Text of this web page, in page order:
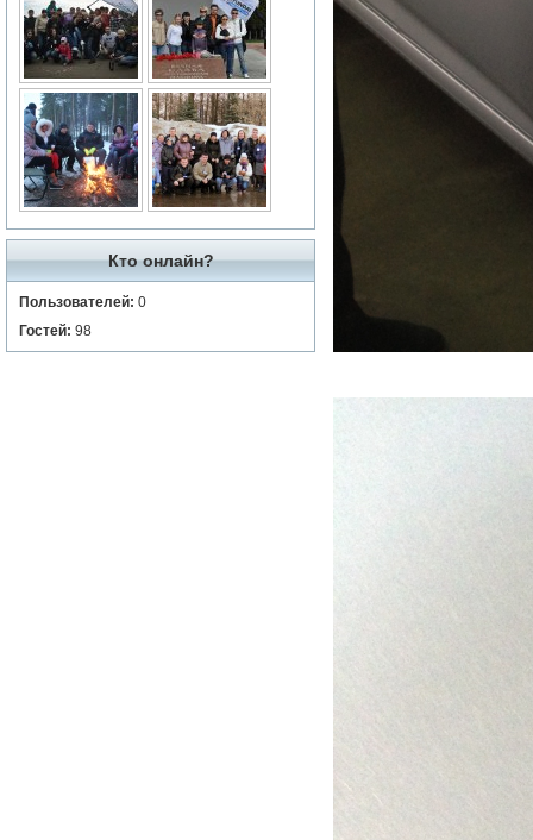
Кто онлайн?
Пользователей: 0
Гостей: 98